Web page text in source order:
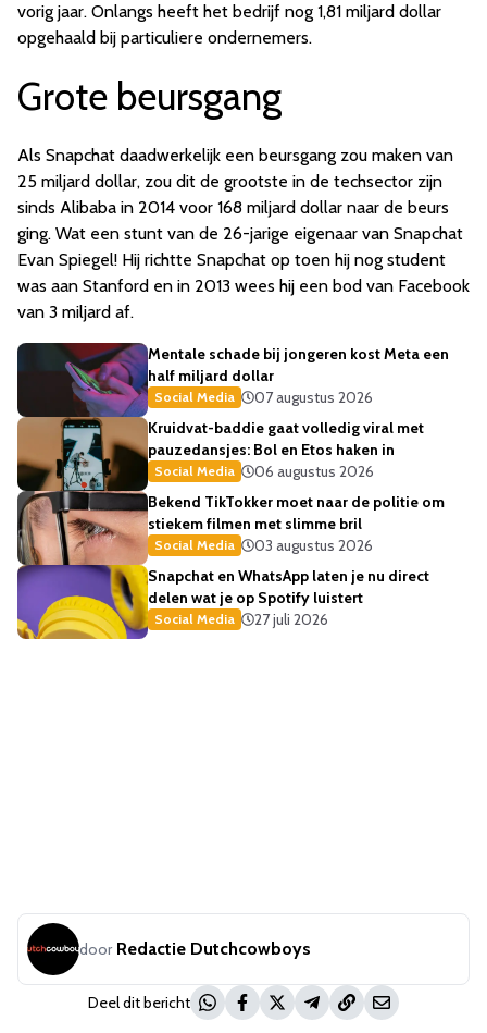
vorig jaar. Onlangs heeft het bedrijf nog 1,81 miljard dollar
opgehaald bij particuliere ondernemers.
Grote beursgang
Als Snapchat daadwerkelijk een beursgang zou maken van
25 miljard dollar, zou dit de grootste in de techsector zijn
sinds Alibaba in 2014 voor 168 miljard dollar naar de beurs
ging. Wat een stunt van de 26-jarige eigenaar van Snapchat
Evan Spiegel! Hij richtte Snapchat op toen hij nog student
was aan Stanford en in 2013 wees hij een bod van Facebook
van 3 miljard af.
Mentale schade bij jongeren kost Meta een
half miljard dollar
Social Media
07 augustus 2026
Kruidvat-baddie gaat volledig viral met
pauzedansjes: Bol en Etos haken in
Social Media
06 augustus 2026
Bekend TikTokker moet naar de politie om
stiekem filmen met slimme bril
Social Media
03 augustus 2026
Snapchat en WhatsApp laten je nu direct
delen wat je op Spotify luistert
Social Media 27 juli 2026
door Redactie Dutchcowboys
Deel dit bericht